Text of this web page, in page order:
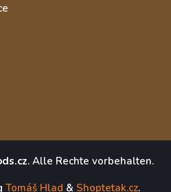
. Alle Rechte vorbehalten.
Tomáš Hlad & Shoptetak.cz.